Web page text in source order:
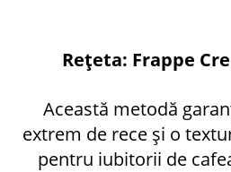
Rețeta: Frappe
Această metodă
extrem de rece și o
pentru iubitorii de